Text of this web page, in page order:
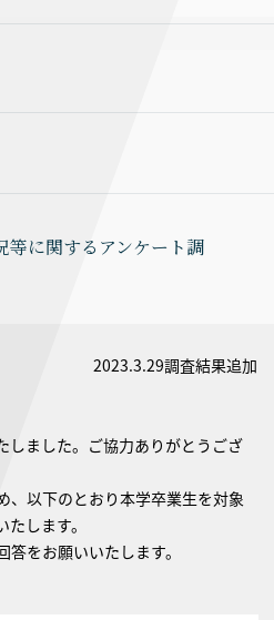
に関するアンケート調
2023.3.29調査結果追加
しました。ご協力ありがとうござ
、以下のとおり本学卒業生を対象
します。
をお願いいたします。